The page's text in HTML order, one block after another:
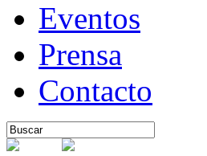
Eventos
Prensa
Contacto